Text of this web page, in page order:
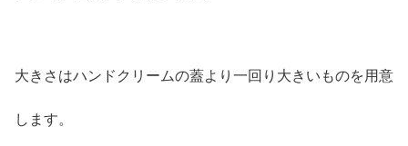
大きさはハンドクリームの蓋より一回り大きいものを用意
します。